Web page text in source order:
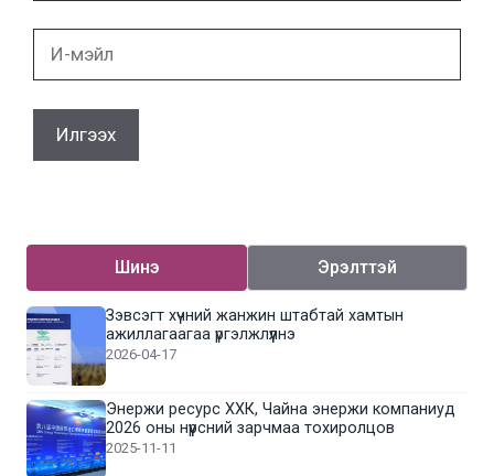
Шинэ Эрэлттэй
Зэвсэгт хүчний жанжин штабтай хамтын
ажиллагаагаа үргэлжлүүлнэ
2026-04-17
Энержи ресурс ХХК, Чайна энержи компаниуд
2026 оны нүүрсний зарчмаа тохиролцов
2025-11-11